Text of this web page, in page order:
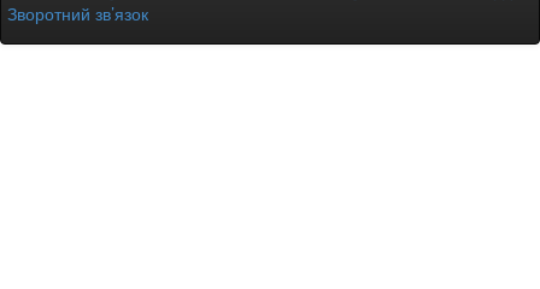
Зворотний зв’язок